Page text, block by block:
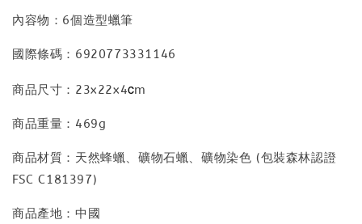
內容物：6個造型蠟筆
國際條碼：6920773331146
商品尺寸：23x22x4cm
商品重量：469g
商品材質：天然蜂蠟、礦物石蠟、礦物染色 (包裝森林認證
FSC C181397)
商品產地：中國